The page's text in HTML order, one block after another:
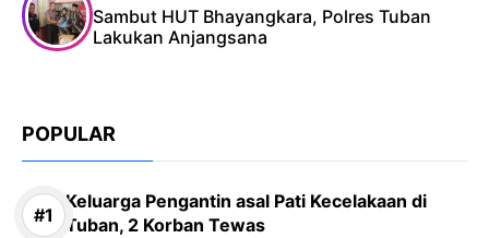
Sambut HUT Bhayangkara, Polres Tuban
Lakukan Anjangsana
POPULAR
Keluarga Pengantin asal Pati Kecelakaan di
Tuban, 2 Korban Tewas